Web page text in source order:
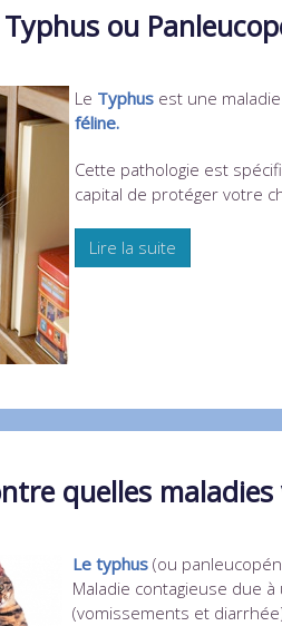
Typhus ou
Le Typhus est une
féline.
Cette pathologie est
capital de protéger votre
Lire la suite
quelles
Le typhus (ou
Maladie contagieuse due
(vomissements et